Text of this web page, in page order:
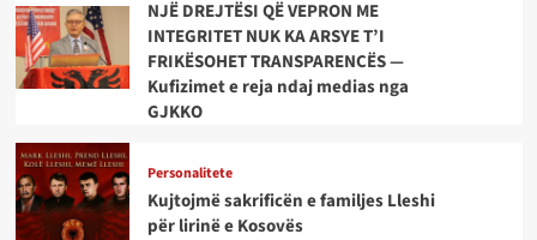
NJË DREJTËSI QË VEPRON ME
INTEGRITET NUK KA ARSYE T’I
FRIKËSOHET TRANSPARENCËS —
Kufizimet e reja ndaj medias nga
GJKKO
Personalitete
Kujtojmë sakrificën e familjes Lleshi
për lirinë e Kosovës